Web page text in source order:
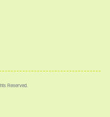
Reserved.